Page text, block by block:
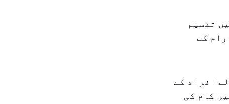
تقسیم
اور دو 15 منٹ کے آرام کے
افراد کے
کام کی